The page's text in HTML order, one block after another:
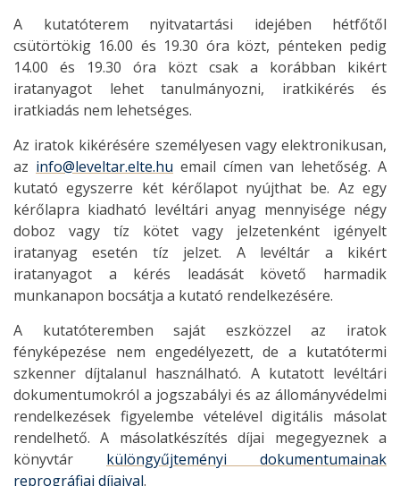
A kutatóterem nyitvatartási idejében hétfőtől
csütörtökig 16.00 és 19.30 óra közt, pénteken pedig
14.00 és 19.30 óra közt csak a korábban kikért
iratanyagot lehet tanulmányozni, iratkikérés és
iratkiadás nem lehetséges.
Az iratok kikérésére személyesen vagy elektronikusan,
az info@leveltar.elte.hu email címen van lehetőség. A
kutató egyszerre két kérőlapot nyújthat be. Az egy
kérőlapra kiadható levéltári anyag mennyisége négy
doboz vagy tíz kötet vagy jelzetenként igényelt
iratanyag esetén tíz jelzet. A levéltár a kikért
iratanyagot a kérés leadását követő harmadik
munkanapon bocsátja a kutató rendelkezésére.
A kutatóteremben saját eszközzel az iratok
fényképezése nem engedélyezett, de a kutatótermi
szkenner díjtalanul használható. A kutatott levéltári
dokumentumokról a jogszabályi és az állományvédelmi
rendelkezések figyelembe vételével digitális másolat
rendelhető. A másolatkészítés díjai megegyeznek a
könyvtár különgyűjteményi dokumentumainak
reprográfiai díjaival.